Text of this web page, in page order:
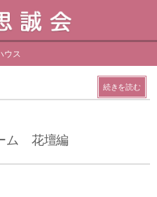
ウス
続きを読む
ム 花壇編